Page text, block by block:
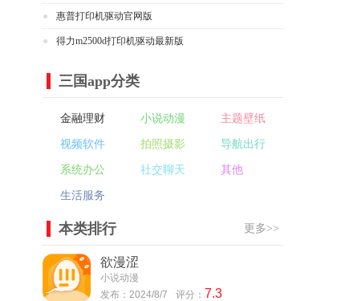
惠普打印机驱动官网版
得力m2500d打印机驱动最新版
三国app分类
金融理财 小说动漫 主题壁纸
视频软件 拍照摄影 导航出行
系统办公 社交聊天 其他
生活服务
本类排行 更多>>
欲漫涩
小说动漫
发布：2024/8/7
评分： 7.3